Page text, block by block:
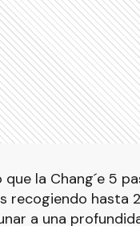
la Chang´e 5
recogiendo hasta
a una